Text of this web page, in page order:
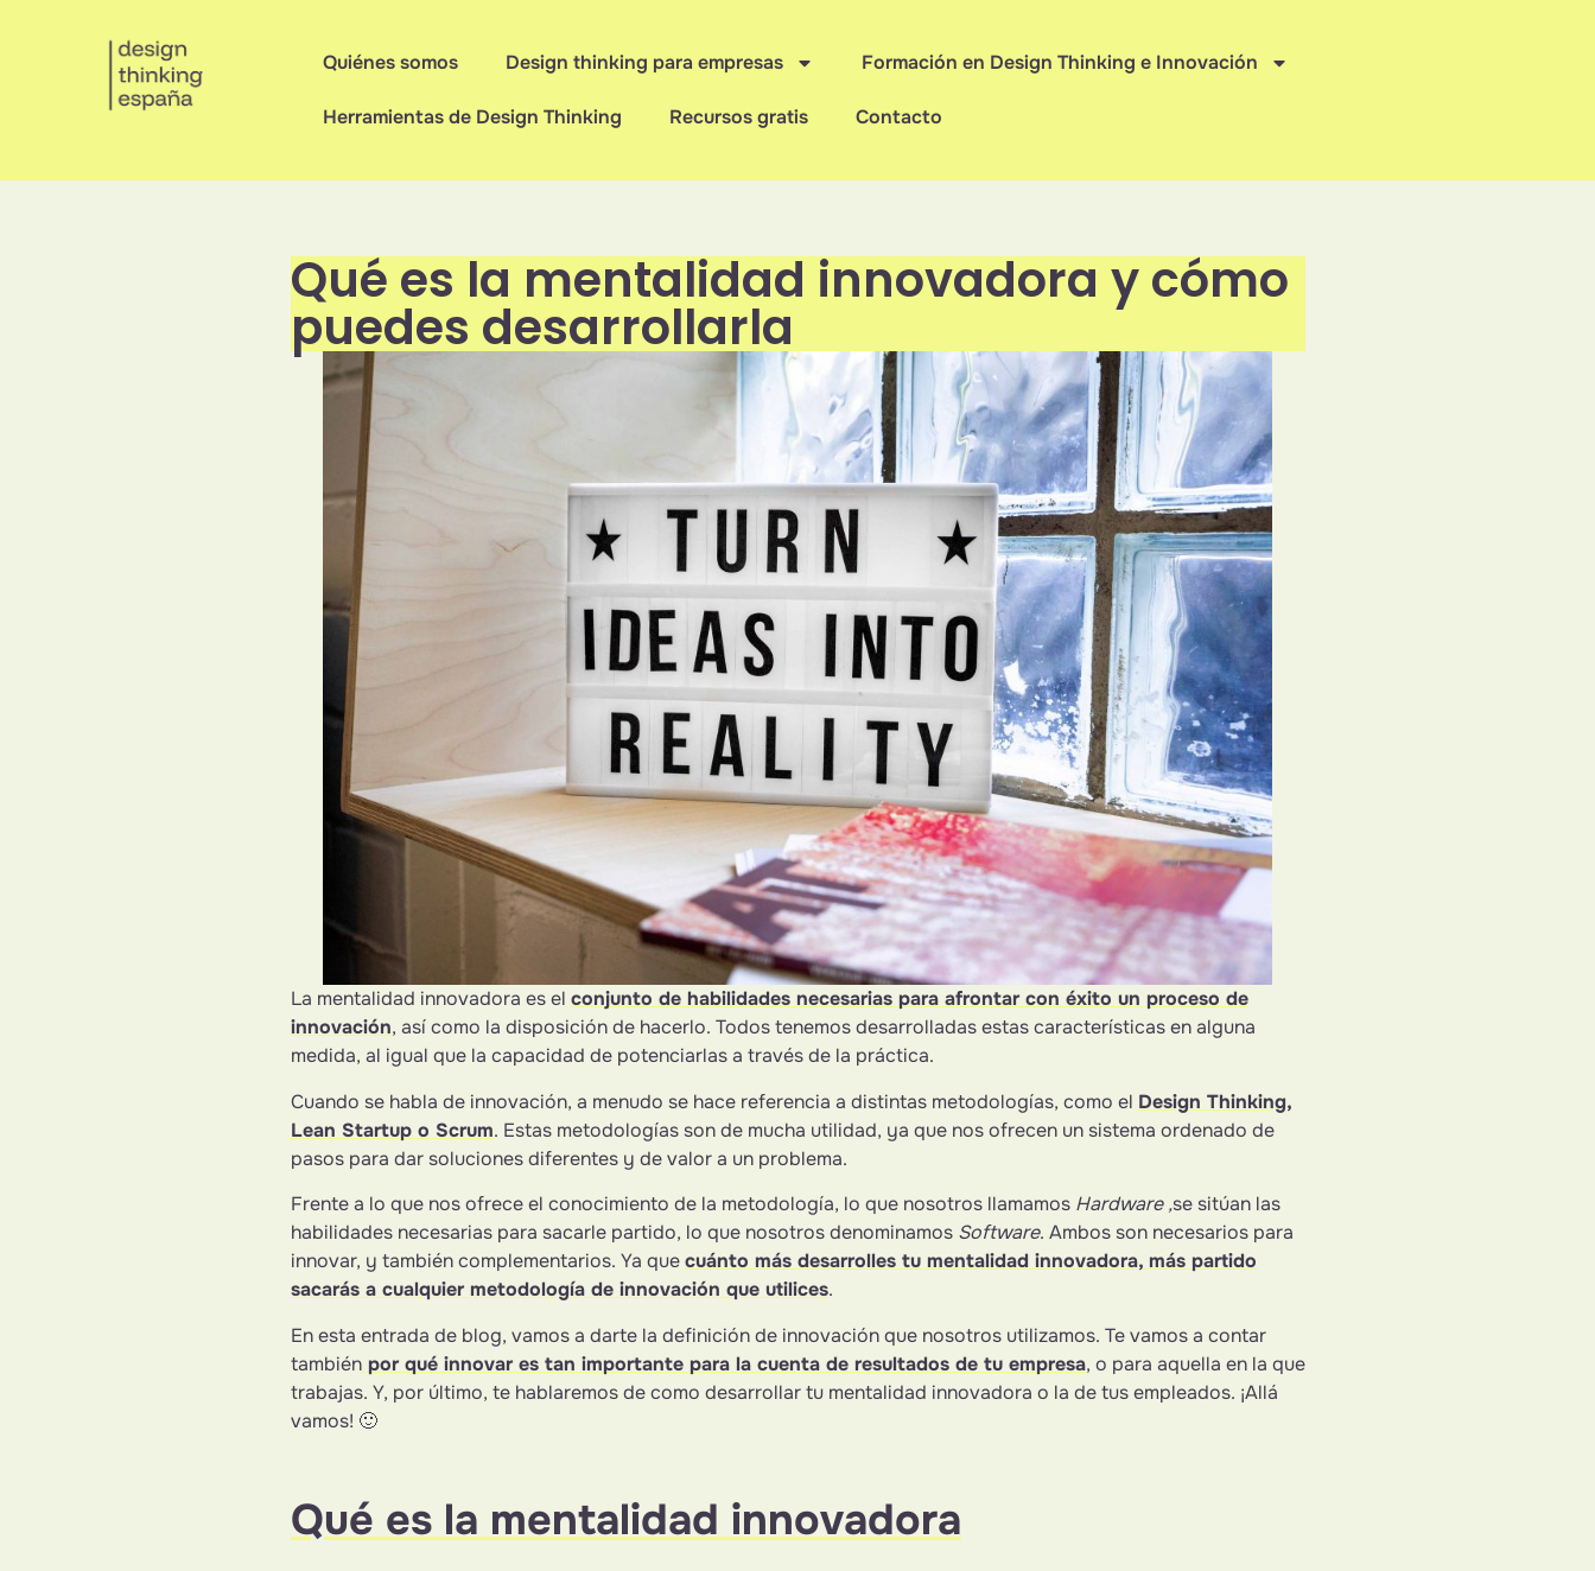
Quiénes somos Design thinking para empresas Formación en Design Thinking e Innovación
Herramientas de Design Thinking Recursos gratis Contacto
Qué es la mentalidad innovadora y cómo
puedes desarrollarla
La mentalidad innovadora es el conjunto de habilidades necesarias para afrontar con éxito un proceso de
innovación, así como la disposición de hacerlo. Todos tenemos desarrolladas estas características en alguna
medida, al igual que la capacidad de potenciarlas a través de la práctica.
Cuando se habla de innovación, a menudo se hace referencia a distintas metodologías, como el Design Thinking,
Lean Startup o Scrum. Estas metodologías son de mucha utilidad, ya que nos ofrecen un sistema ordenado de
pasos para dar soluciones diferentes y de valor a un problema.
Frente a lo que nos ofrece el conocimiento de la metodología, lo que nosotros llamamos Hardware ,se sitúan las
habilidades necesarias para sacarle partido, lo que nosotros denominamos Software. Ambos son necesarios para
innovar, y también complementarios. Ya quecuánto más desarrolles tu mentalidad innovadora, más partido
sacarás a cualquier metodología de innovación que utilices.
En esta entrada de blog, vamos a darte la definición de innovación que nosotros utilizamos. Te vamos a contar
tambiénpor qué innovar es tan importante para la cuenta de resultados de tu empresa, o para aquella en la que
trabajas. Y, por último, te hablaremos de como desarrollar tu mentalidad innovadora o la de tus empleados. ¡Allá
vamos! 🙂
Qué es la mentalidad innovadora